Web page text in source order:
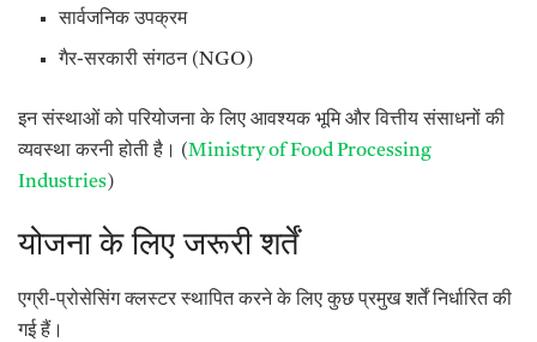
सार्वजनिक उपक्रम
गैर-सरकारी संगठन (NGO)
इन संस्थाओं को परियोजना के लिए आवश्यक भूमि और वित्तीय संसाधनों की
व्यवस्था करनी होती है। (Ministry of Food Processing
Industries)
योजना के लिए जरूरी शर्तें
एग्री-प्रोसेसिंग क्लस्टर स्थापित करने के लिए कुछ प्रमुख शर्तें निर्धारित की
गई हैं।